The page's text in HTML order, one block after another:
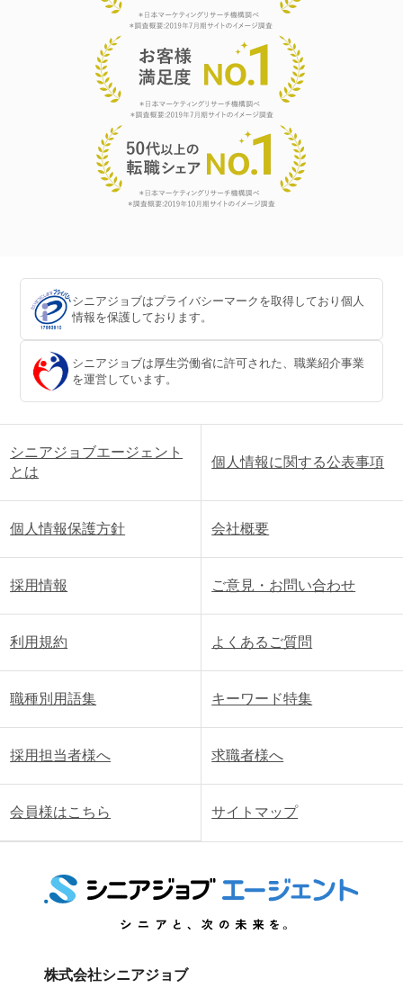
シニアジョブはプライバシーマークを取得しており個人
情報を保護しております。
シニアジョブは厚生労働省に許可された、職業紹介事業
を運営しています。
シニアジョブエージェント
とは
個人情報に関する公表事項
個人情報保護方針 会社概要
採用情報 ご意見・お問い合わせ
利用規約 よくあるご質問
職種別用語集 キーワード特集
採用担当者様へ 求職者様へ
会員様はこちら サイトマップ
株式会社シニアジョブ